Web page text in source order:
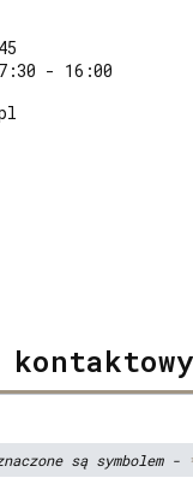
- 16:00
kontaktowy
są symbolem -